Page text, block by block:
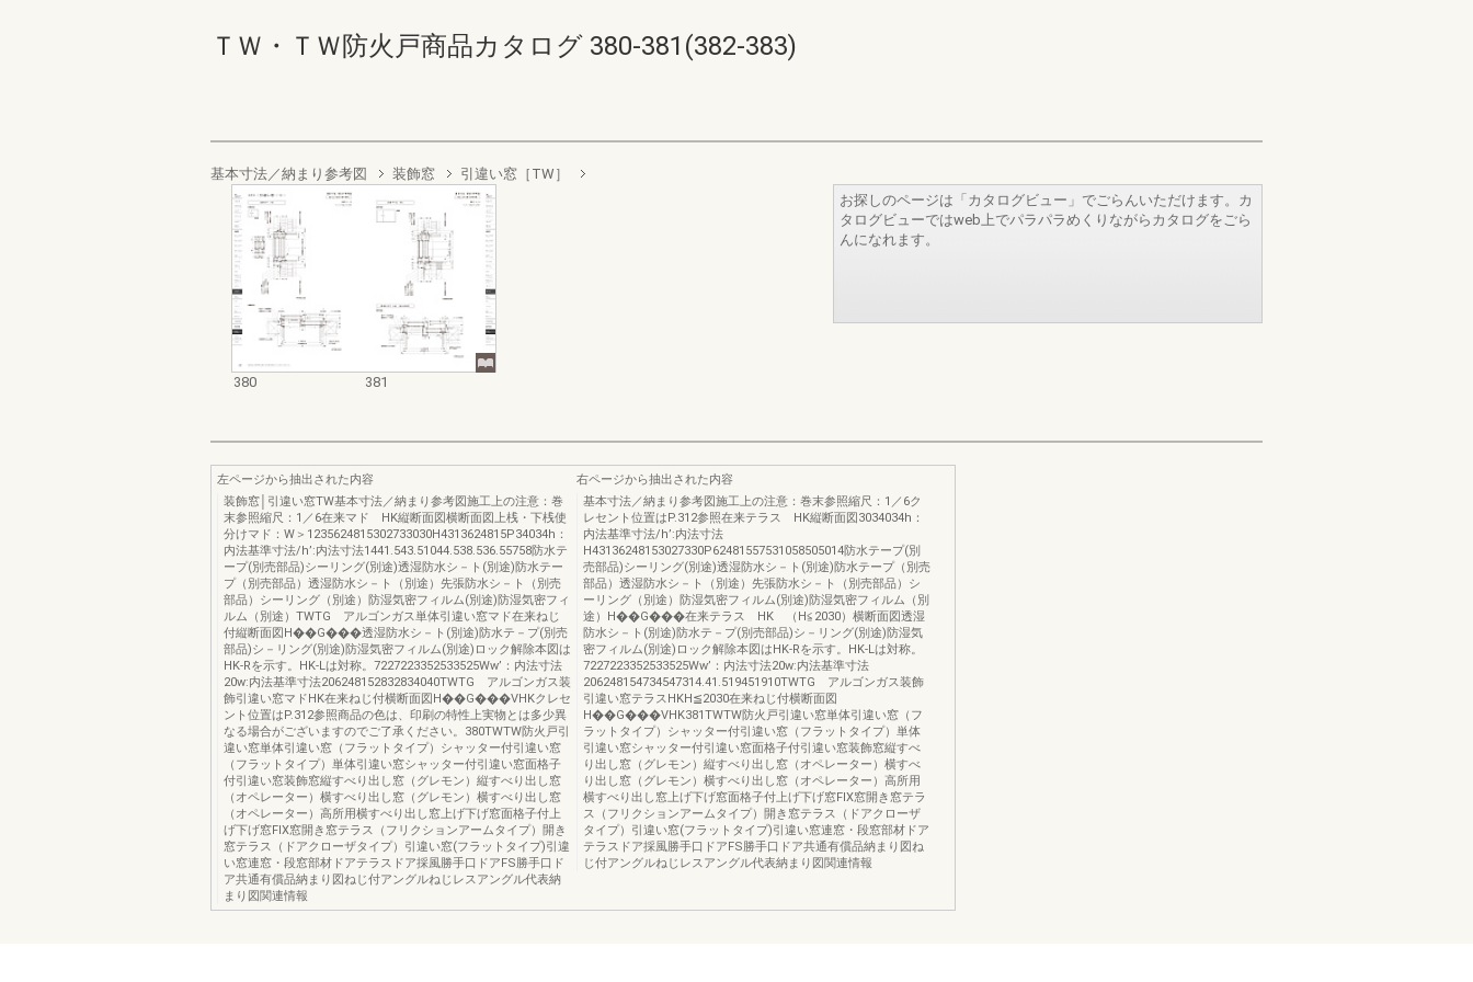
ＴＷ・ＴＷ防火戸商品カタログ 380-381(382-383)
基本寸法／納まり参考図 装飾窓 引違い窓［TW］
380 381
お探しのページは「カタログビュー」でごらんいただけます。カ
タログビューではweb上でパラパラめくりながらカタログをごら
んになれます。
左ページから抽出された内容
装飾窓│引違い窓TW基本寸法／納まり参考図施工上の注意：巻
末参照縮尺：1／6在来マド HK縦断面図横断面図上桟・下桟使
分けマド：W＞1235624815302733030H4313624815P34034h：
内法基準寸法/h’:内法寸法1441.543.51044.538.536.55758防水テ
ープ(別売部品)シーリング(別途)透湿防水シ－ト(別途)防水テー
プ（別売部品）透湿防水シ－ト（別途）先張防水シ－ト（別売
部品）シーリング（別途）防湿気密フィルム(別途)防湿気密フィ
ルム（別途）TWTG アルゴンガス単体引違い窓マド在来ねじ
付縦断面図H��G���透湿防水シ－ト(別途)防水テ－プ(別売
部品)シ－リング(別途)防湿気密フィルム(別途)ロック解除本図は
HK-Rを示す。HK-Lは対称。7227223352533525Ww’：内法寸法
20w:内法基準寸法206248152832834040TWTG アルゴンガス装
飾引違い窓マドHK在来ねじ付横断面図H��G���VHKクレセ
ント位置はP.312参照商品の色は、印刷の特性上実物とは多少異
なる場合がございますのでご了承ください。380TWTW防火戸引
違い窓単体引違い窓（フラットタイプ）シャッター付引違い窓
（フラットタイプ）単体引違い窓シャッター付引違い窓面格子
付引違い窓装飾窓縦すべり出し窓（グレモン）縦すべり出し窓
（オペレーター）横すべり出し窓（グレモン）横すべり出し窓
（オペレーター）高所用横すべり出し窓上げ下げ窓面格子付上
げ下げ窓FIX窓開き窓テラス（フリクションアームタイプ）開き
窓テラス（ドアクローザタイプ）引違い窓(フラットタイプ)引違
い窓連窓・段窓部材ドアテラスドア採風勝手口ドアFS勝手口ド
ア共通有償品納まり図ねじ付アングルねじレスアングル代表納
まり図関連情報
右ページから抽出された内容
基本寸法／納まり参考図施工上の注意：巻末参照縮尺：1／6ク
レセント位置はP.312参照在来テラス HK縦断面図3034034h：
内法基準寸法/h’:内法寸法
H43136248153027330P62481557531058505014防水テープ(別
売部品)シーリング(別途)透湿防水シ－ト(別途)防水テープ（別売
部品）透湿防水シ－ト（別途）先張防水シ－ト（別売部品）シ
ーリング（別途）防湿気密フィルム(別途)防湿気密フィルム（別
途）H��G���在来テラス HK （H≦2030）横断面図透湿
防水シ－ト(別途)防水テ－プ(別売部品)シ－リング(別途)防湿気
密フィルム(別途)ロック解除本図はHK-Rを示す。HK-Lは対称。
7227223352533525Ww’：内法寸法20w:内法基準寸法
206248154734547314.41.519451910TWTG アルゴンガス装飾
引違い窓テラスHKH≦2030在来ねじ付横断面図
H��G���VHK381TWTW防火戸引違い窓単体引違い窓（フ
ラットタイプ）シャッター付引違い窓（フラットタイプ）単体
引違い窓シャッター付引違い窓面格子付引違い窓装飾窓縦すべ
り出し窓（グレモン）縦すべり出し窓（オペレーター）横すべ
り出し窓（グレモン）横すべり出し窓（オペレーター）高所用
横すべり出し窓上げ下げ窓面格子付上げ下げ窓FIX窓開き窓テラ
ス（フリクションアームタイプ）開き窓テラス（ドアクローザ
タイプ）引違い窓(フラットタイプ)引違い窓連窓・段窓部材ドア
テラスドア採風勝手口ドアFS勝手口ドア共通有償品納まり図ね
じ付アングルねじレスアングル代表納まり図関連情報